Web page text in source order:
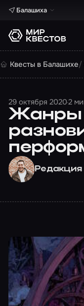
Балашиха
Квесты в Балашихе
29 октября 20202
Жанры
Редакция